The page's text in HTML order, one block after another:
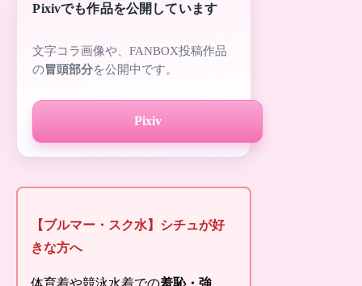
Pixivでも作品を公開しています
文字コラ画像や、FANBOX投稿作品
の冒頭部分を公開中です。
Pixiv
【ブルマー・スク水】シチュが好
きな方へ
体育着や競泳水着での羞恥・強